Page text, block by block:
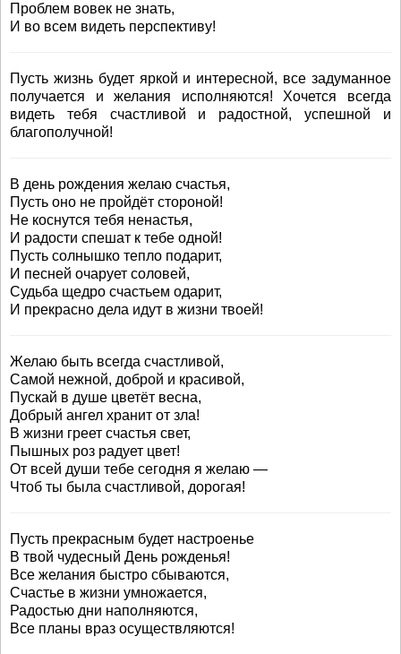
Проблем вовек не знать,
И во всем видеть перспективу!
Пусть жизнь будет яркой и интересной, все задуманное
получается и желания исполняются! Хочется всегда
видеть тебя счастливой и радостной, успешной и
благополучной!
В день рождения желаю счастья,
Пусть оно не пройдёт стороной!
Не коснутся тебя ненастья,
И радости спешат к тебе одной!
Пусть солнышко тепло подарит,
И песней очарует соловей,
Судьба щедро счастьем одарит,
И прекрасно дела идут в жизни твоей!
Желаю быть всегда счастливой,
Самой нежной, доброй и красивой,
Пускай в душе цветёт весна,
Добрый ангел хранит от зла!
В жизни греет счастья свет,
Пышных роз радует цвет!
От всей души тебе сегодня я желаю —
Чтоб ты была счастливой, дорогая!
Пусть прекрасным будет настроенье
В твой чудесный День рожденья!
Все желания быстро сбываются,
Счастье в жизни умножается,
Радостью дни наполняются,
Все планы враз осуществляются!